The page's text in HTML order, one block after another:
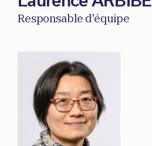
Responsable d'équipe